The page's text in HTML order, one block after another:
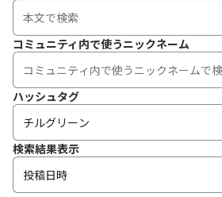
コミュニティ内で使うニックネーム
ハッシュタグ
検索結果表示
投稿日時